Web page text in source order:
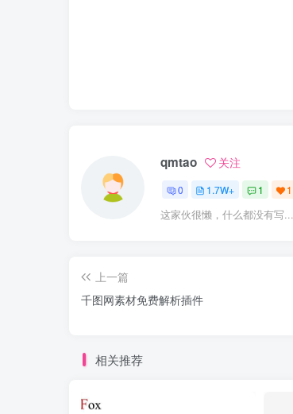
qmtao 关注
0 1.7W+ 1 1
这家伙很懒，什么都没有写...
上一篇
千图网素材免费解析插件
相关推荐